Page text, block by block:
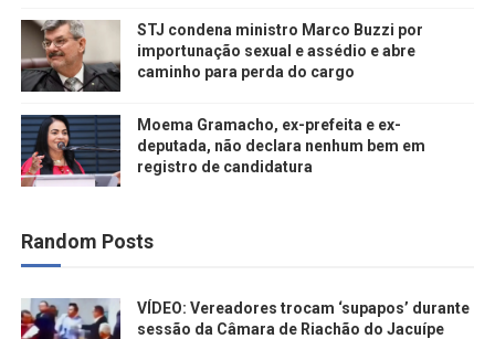
STJ condena ministro Marco Buzzi por
importunação sexual e assédio e abre
caminho para perda do cargo
Moema Gramacho, ex-prefeita e ex-
deputada, não declara nenhum bem em
registro de candidatura
Random Posts
VÍDEO: Vereadores trocam ‘supapos’ durante
sessão da Câmara de Riachão do Jacuípe